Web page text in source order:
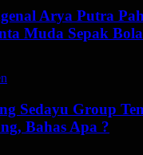
Arya Putra
Muda Sepak
Sedayu Group
Bahas Apa ?